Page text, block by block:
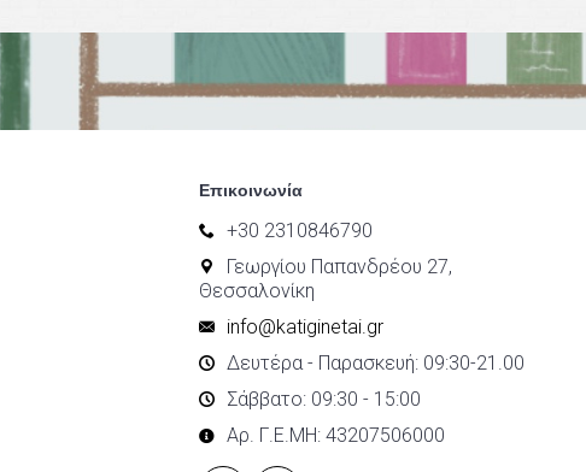
Επικοινωνία
+30 2310846790
Γεωργίου Παπανδρέου 27,
Θεσσαλονίκη
info@katiginetai.gr
Δευτέρα - Παρασκευή: 09:30-21.00
Σάββατο: 09:30 - 15:00
Αρ. Γ.Ε.ΜΗ: 43207506000